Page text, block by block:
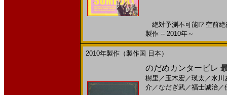
絶対予測不可能!? 空前
製作 -- 2010年～
2010年製作（製作国 日本）
のだめカンタービレ
樹里 ／ 玉木宏／瑛太 ／水川
介 ／ なだぎ武／福士誠治／